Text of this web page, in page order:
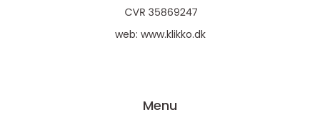
web: www.klikko.dk
Menu